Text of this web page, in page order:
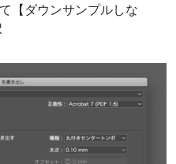
【ダウンサンプルしな